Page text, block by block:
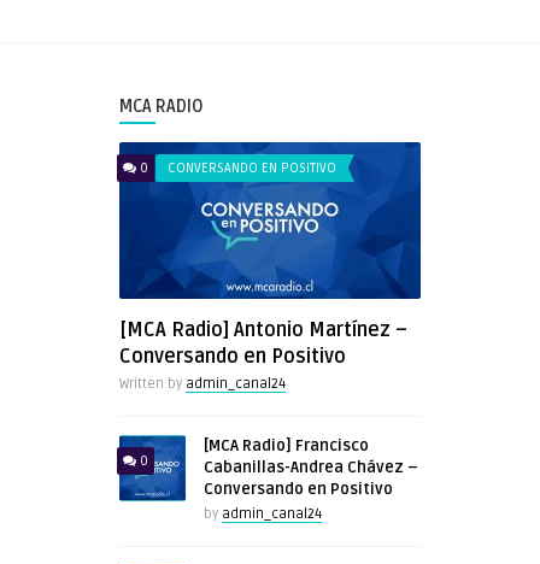
MCA RADIO
0 CONVERSANDO EN POSITIVO
[MCA Radio] Antonio Martínez –
Conversando en Positivo
Written by admin_canal24
0
[MCA Radio] Francisco
Cabanillas-Andrea Chávez –
Conversando en Positivo
by admin_canal24